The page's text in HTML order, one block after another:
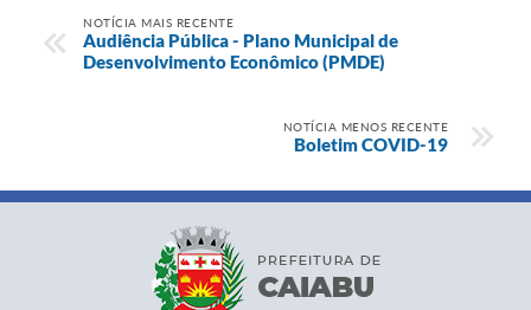
NOTÍCIA MAIS RECENTE
Audiência Pública - Plano Municipal de
Desenvolvimento Econômico (PMDE)
NOTÍCIA MENOS RECENTE
Boletim COVID-19